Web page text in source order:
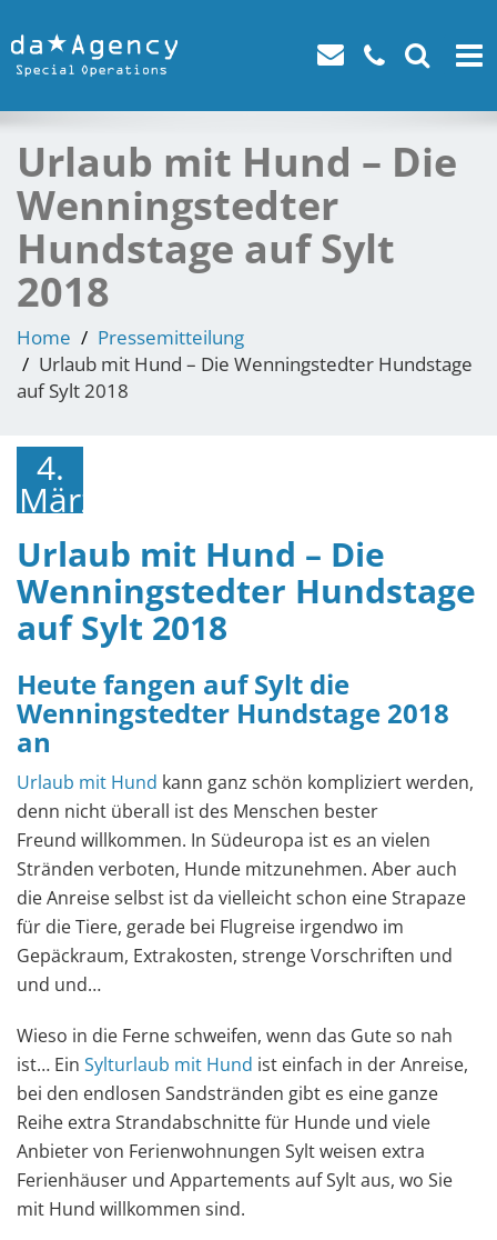
Urlaub mit Hund – Die
Wenningstedter
Hundstage auf Sylt
2018
Home
Pressemitteilung
Urlaub mit Hund – Die Wenningstedter Hundstage
auf Sylt 2018
4.
März
2018
Urlaub mit Hund – Die
Wenningstedter Hundstage
auf Sylt 2018
Heute fangen auf Sylt die
Wenningstedter Hundstage 2018
an
Urlaub mit Hund kann ganz schön kompliziert werden,
denn nicht überall ist des Menschen bester
Freund willkommen. In Südeuropa ist es an vielen
Stränden verboten, Hunde mitzunehmen. Aber auch
die Anreise selbst ist da vielleicht schon eine Strapaze
für die Tiere, gerade bei Flugreise irgendwo im
Gepäckraum, Extrakosten, strenge Vorschriften und
und und…
Wieso in die Ferne schweifen, wenn das Gute so nah
ist… Ein Sylturlaub mit Hund ist einfach in der Anreise,
bei den endlosen Sandstränden gibt es eine ganze
Reihe extra Strandabschnitte für Hunde und viele
Anbieter von Ferienwohnungen Sylt weisen extra
Ferienhäuser und Appartements auf Sylt aus, wo Sie
mit Hund willkommen sind.